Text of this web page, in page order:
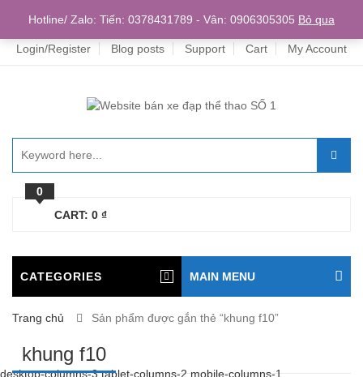
Home
Login/Register Blog posts Support Cart My Account
0
CART: 0 ₫
CATEGORIES MAIN MENU
Trang chủ Sản phẩm được gắn thẻ “khung f10”
khung f10
desktop-columns-3 tablet-columns-2 mobile-columns-1
Hotline/ Zalo: Tiến: 0378431789 - Vân: 0906305305 Bỏ qua